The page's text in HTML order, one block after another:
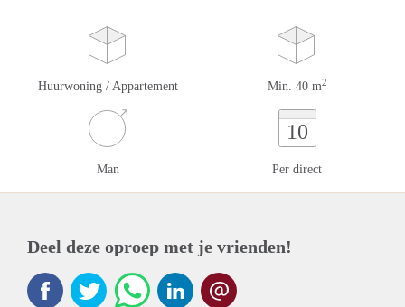
Huurwoning / Appartement Min. 40 m2
Man
10
Per direct
Deel deze oproep met je vrienden!